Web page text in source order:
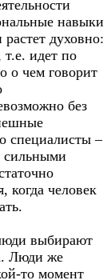
навыки
духовно:
т.е. идет по
о чем говорит
без
специалисты –
сильными
когда человек
выбирают
Люди же
то момент